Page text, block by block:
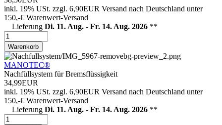
inkl. 19% USt. zzgl. 6,90EUR Versand nach Deutschland unter
150,-€ Warenwert-Versand
Lieferung Di. 11. Aug. - Fr. 14. Aug. 2026 **
Warenkorb
MANOTEC®
Nachfüllsystem für Bremsflüssigkeit
34,99EUR
inkl. 19% USt. zzgl. 6,90EUR Versand nach Deutschland unter
150,-€ Warenwert-Versand
Lieferung Di. 11. Aug. - Fr. 14. Aug. 2026 **